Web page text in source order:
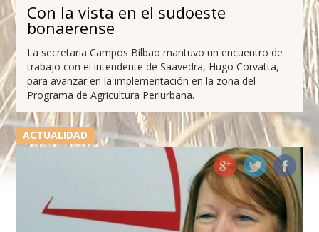
Con la vista en el sudoeste
bonaerense
La secretaria Campos Bilbao mantuvo un encuentro de
trabajo con el intendente de Saavedra, Hugo Corvatta,
para avanzar en la implementación en la zona del
Programa de Agricultura Periurbana.
ACTUALIDAD